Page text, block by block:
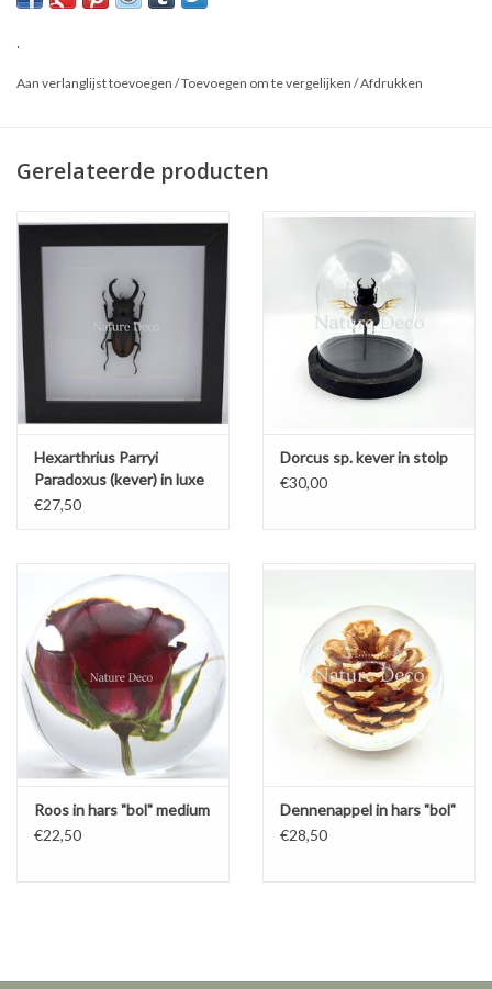
*Dit is een natuurproduct, het geleverde product kan afwijken van
.
Aan verlanglijst toevoegen /Toevoegen om te vergelijken /Afdrukken
Gerelateerde producten
Hexarthrius Parryi
Paradoxus (kever) in luxe
3D lijst
€27,50
Dorcus sp. kever in stolp
€30,00
Roos in hars "bol" medium
€22,50
Dennenappel in hars "bol"
€28,50